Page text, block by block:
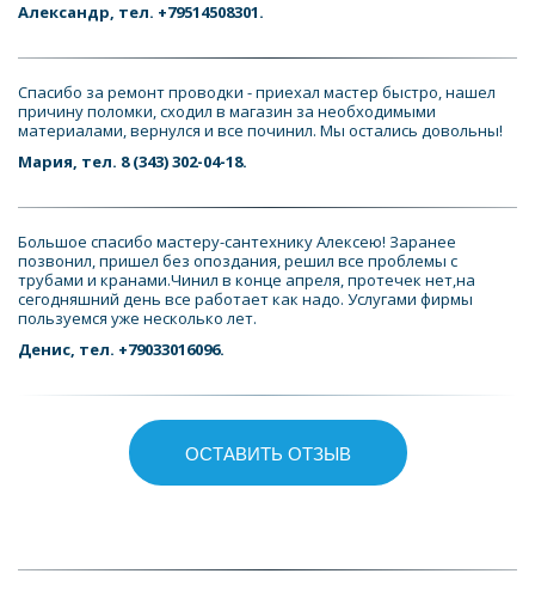
Александр, тел. +79514508301.
Спасибо за ремонт проводки - приехал мастер быстро, нашел
причину поломки, сходил в магазин за необходимыми
материалами, вернулся и все починил. Мы остались довольны!
Мария, тел. 8 (343) 302-04-18.
Большое спасибо мастеру-сантехнику Алексею! Заранее
позвонил, пришел без опоздания, решил все проблемы с
трубами и кранами.Чинил в конце апреля, протечек нет,на
сегодняшний день все работает как надо. Услугами фирмы
пользуемся уже несколько лет.
Денис, тел. +79033016096.
ОСТАВИТЬ ОТЗЫВ